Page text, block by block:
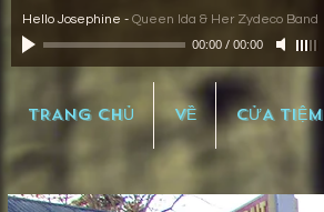
Hello Josephine - Queen Ida & Her Zydeco Band
00:00 / 00:00
TRANG CHỦ VỀ CỬA TIỆM